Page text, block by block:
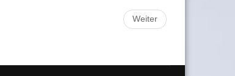
Weiter